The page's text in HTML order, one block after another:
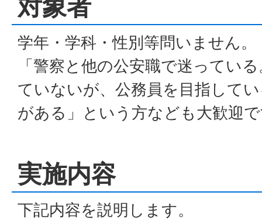
対象者
学年・学科・性別等問いません。
「警察と他の公安職で迷ってい
ていないが、公務員を目指して
がある」という方なども大歓迎
実施内容
下記内容を説明します。